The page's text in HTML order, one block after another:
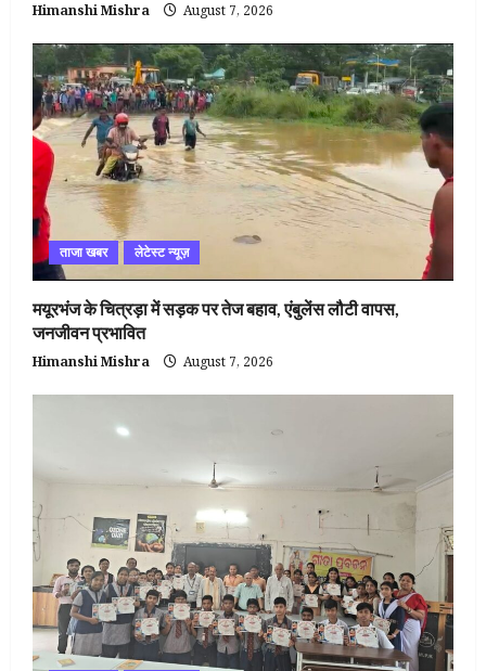
Himanshi Mishra August 7, 2026
ताजा खबर लेटेस्ट न्यूज़
मयूरभंज के चित्रड़ा में सड़क पर तेज बहाव, एंबुलेंस लौटी वापस,
जनजीवन प्रभावित
Himanshi Mishra August 7, 2026